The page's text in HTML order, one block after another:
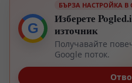
G
БЪРЗА НАСТРОЙКА В
Изберете
източник
Получавайте
Google поток.